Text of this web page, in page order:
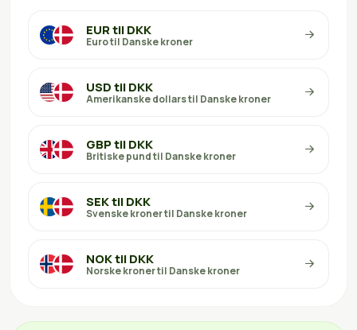
EUR til DKK
Euro til Danske kroner
USD til DKK
Amerikanske dollars til Danske kroner
GBP til DKK
Britiske pund til Danske kroner
SEK til DKK
Svenske kroner til Danske kroner
NOK til DKK
Norske kroner til Danske kroner